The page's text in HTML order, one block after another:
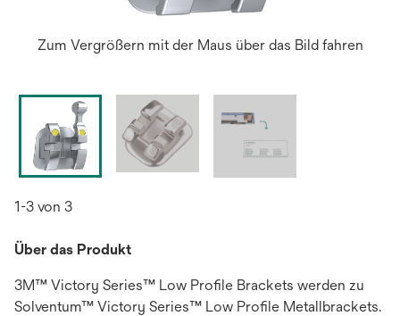
Zum Vergrößern mit der Maus über das Bild fahren
1-3 von 3
Über das Produkt
3M™ Victory Series™ Low Profile Brackets werden zu
Solventum™ Victory Series™ Low Profile Metallbrackets.